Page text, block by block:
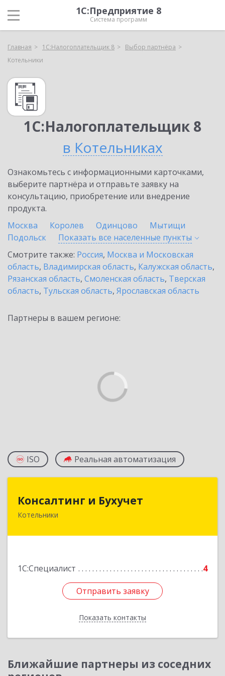
1С:Предприятие 8
Система программ
Главная 1С:Налогоплательщик 8
Выбор партнёра
Котельники
1С:Налогоплательщик 8
в Котельниках
Ознакомьтесь с информационными карточками,
выберите партнёра и отправьте заявку на
консультацию, приобретение или внедрение
продукта.
Москва
Королев Одинцово
Мытищи
Подольск
Показать все населенные пункты
Смотрите также: Россия, Москва и Московская
область, Владимирская область, Калужская область,
Рязанская область, Смоленская область, Тверская
область, Тульская область, Ярославская область
Партнеры в вашем регионе:
ISO Реальная автоматизация
Консалтинг и Бухучет
Котельники
1С:Специалист 4
Отправить заявку
Показать контакты
140054, Московская обл, Котельники г,
Отправить заявку
Назад
Ближайшие партнеры из соседних